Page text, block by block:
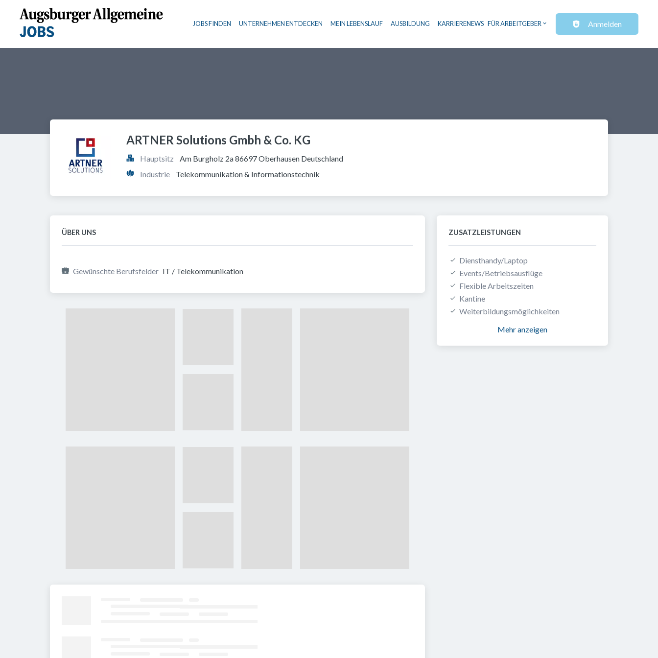
Haupt-Navigation
JOBS FINDEN UNTERNEHMEN ENTDECKEN MEIN LEBENSLAUF AUSBILDUNG KARRIERENEWS FÜR ARBEITGEBER Anmelden
ARTNER Solutions Gmbh & Co. KG
Hauptsitz
Am Burgholz 2a 86697 Oberhausen Deutschland
Industrie
Telekommunikation & Informationstechnik
ÜBER UNS
Gewünschte Berufsfelder IT / Telekommunikation
ZUSATZLEISTUNGEN
Diensthandy/Laptop
Events/Betriebsausflüge
Flexible Arbeitszeiten
Kantine
Weiterbildungsmöglichkeiten
Mehr anzeigen